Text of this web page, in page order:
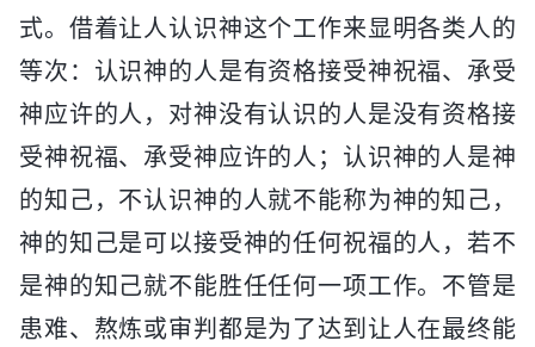
式。借着让人认识神这个工作来显明各类人的
等次：认识神的人是有资格接受神祝福、承受
神应许的人，对神没有认识的人是没有资格接
受神祝福、承受神应许的人；认识神的人是神
的知己，不认识神的人就不能称为神的知己，
神的知己是可以接受神的任何祝福的人，若不
是神的知己就不能胜任任何一项工作。不管是
患难、熬炼或审判都是为了达到让人在最终能